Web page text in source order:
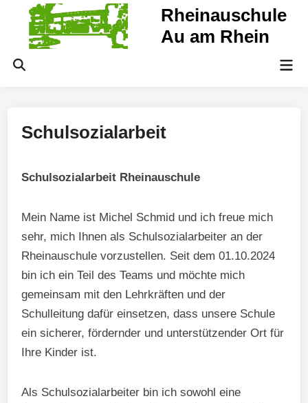
springen
Rheinauschule
Au am Rhein
Suche
Schulsozialarbeit
Schulsozialarbeit Rheinauschule
Mein Name ist Michel Schmid und ich freue mich
sehr, mich Ihnen als Schulsozialarbeiter an der
Rheinauschule vorzustellen. Seit dem 01.10.2024
bin ich ein Teil des Teams und möchte mich
gemeinsam mit den Lehrkräften und der
Schulleitung dafür einsetzen, dass unsere Schule
ein sicherer, fördernder und unterstützender Ort für
Ihre Kinder ist.
Als Schulsozialarbeiter bin ich sowohl eine